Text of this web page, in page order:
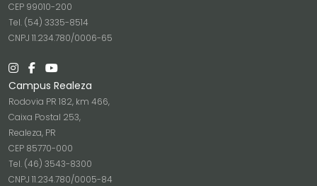
CEP 99010-200
Tel. (54) 3335-8514
CNPJ 11.234.780/0006-65
Campus Realeza
Rodovia PR 182, km 466,
Caixa Postal 253,
Realeza, PR
CEP 85770-000
Tel. (46) 3543-8300
CNPJ 11.234.780/0005-84